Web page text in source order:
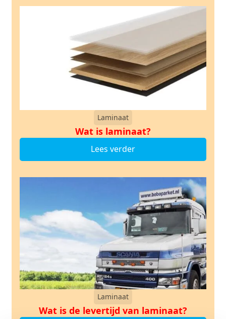
Laminaat
Wat is laminaat?
Lees verder
Laminaat
Wat is de levertijd van laminaat?